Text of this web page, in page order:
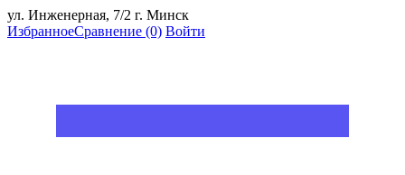
ул. Инженерная, 7/2 г. Минск
ИзбранноеСравнение (0) Войти